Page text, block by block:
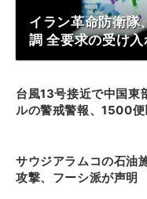
イラン革命防衛隊
調 全要求の受け入
台風13号接近で中国東
ルの警戒警報、1500
サウジアラムコの石油
攻撃、フーシ派が声明